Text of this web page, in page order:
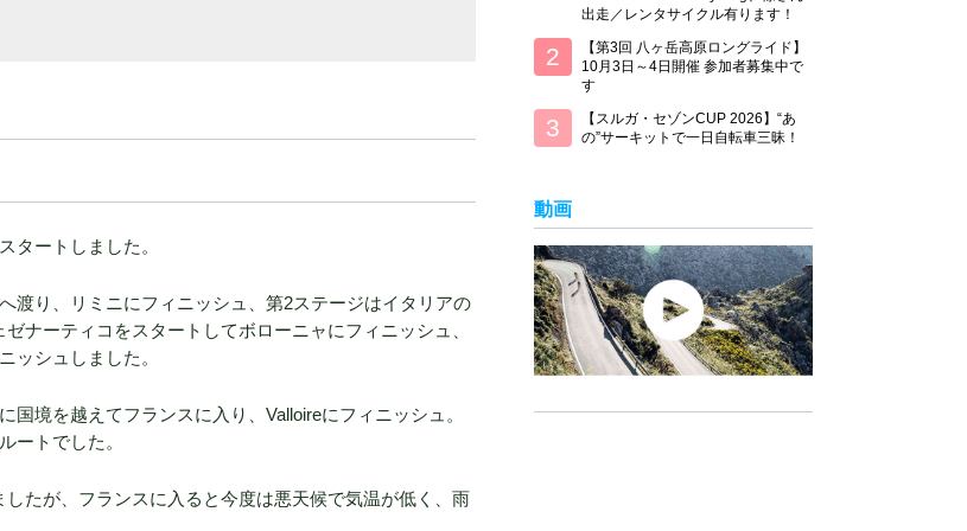
タートしました。
渡り、リミニにフィニッシュ、第2ステージはイタリアの
ナーティコをスタートしてボローニャにフィニッシュ、
ッシュしました。
境を越えてフランスに入り、Valloireにフィニッシュ。
ートでした。
たが、フランスに入ると今度は悪天候で気温が低く、雨
出走／レンタサイクル有ります！
【第3回 八ヶ岳高原ロングライド】
10月3日～4日開催 参加者募集中で
す
【スルガ・セゾンCUP 2026】“あ
の”サーキットで一日自転車三昧！
動画